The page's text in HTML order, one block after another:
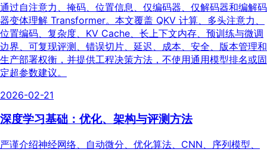
通过自注意力、掩码、位置信息、仅编码器、仅解码器和编解码
器变体理解 Transformer。本文覆盖 QKV 计算、多头注意力、
位置编码、复杂度、KV Cache、长上下文内存、预训练与微调
边界、可复现评测、错误切片、延迟、成本、安全、版本管理和
生产部署权衡，并提供工程决策方法，不使用通用模型排名或固
定超参数建议。
2026-02-21
深度学习基础：优化、架构与评测方法
严谨介绍神经网络、自动微分、优化算法、CNN、序列模型、